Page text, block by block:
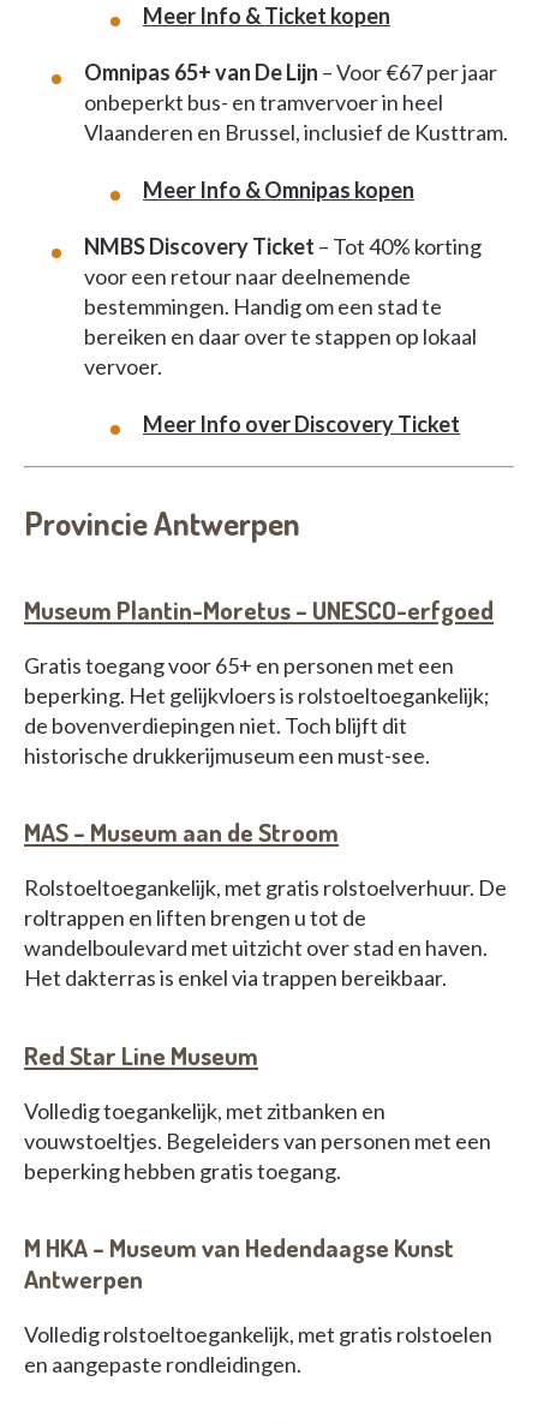
Meer Info & Ticket kopen
Omnipas 65+ van De Lijn – Voor €67 per jaar
onbeperkt bus- en tramvervoer in heel
Vlaanderen en Brussel, inclusief de Kusttram.
Meer Info & Omnipas kopen
NMBS Discovery Ticket – Tot 40% korting
voor een retour naar deelnemende
bestemmingen. Handig om een stad te
bereiken en daar over te stappen op lokaal
vervoer.
Meer Info over Discovery Ticket
Provincie Antwerpen
Museum Plantin-Moretus – UNESCO-erfgoed
Gratis toegang voor 65+ en personen met een
beperking. Het gelijkvloers is rolstoeltoegankelijk;
de bovenverdiepingen niet. Toch blijft dit
historische drukkerijmuseum een must-see.
MAS – Museum aan de Stroom
Rolstoeltoegankelijk, met gratis rolstoelverhuur. De
roltrappen en liften brengen u tot de
wandelboulevard met uitzicht over stad en haven.
Het dakterras is enkel via trappen bereikbaar.
Red Star Line Museum
Volledig toegankelijk, met zitbanken en
vouwstoeltjes. Begeleiders van personen met een
beperking hebben gratis toegang.
M HKA – Museum van Hedendaagse Kunst
Antwerpen
Volledig rolstoeltoegankelijk, met gratis rolstoelen
en aangepaste rondleidingen.